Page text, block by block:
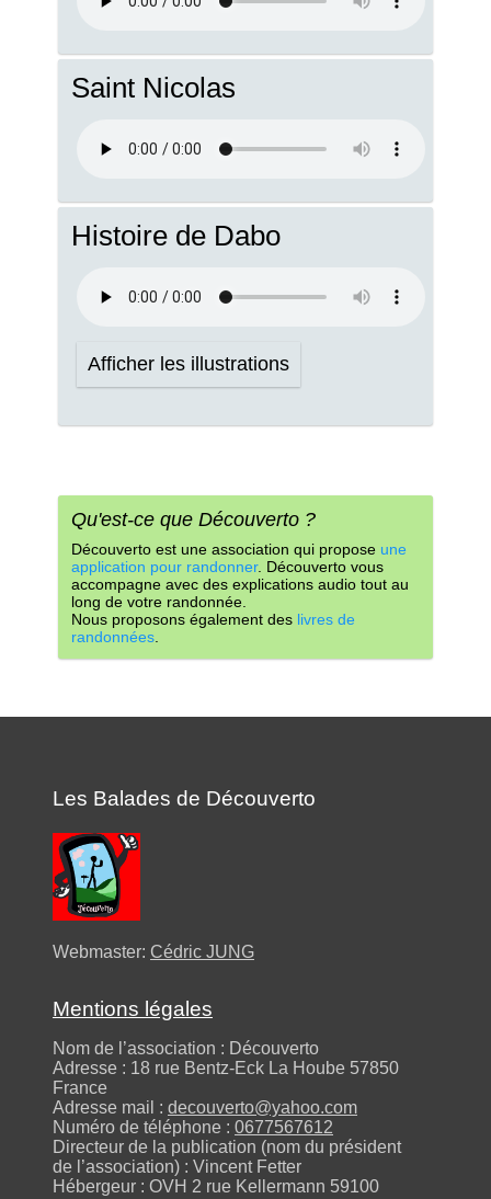
Saint Nicolas
Histoire de Dabo
Afficher les illustrations
Qu'est-ce que Découverto ?
Découverto est une association qui propose une
application pour randonner. Découverto vous
accompagne avec des explications audio tout au
long de votre randonnée.
Nous proposons également des livres de
randonnées
Les Balades de Découverto
Webmaster: Cédric JUNG
Mentions légales
Nom de l’association : Découverto
Adresse : 18 rue Bentz-Eck La Hoube 57850
France
Adresse mail : decouverto@yahoo.com
Numéro de téléphone : 0677567612
Directeur de la publication (nom du président
de l’association) : Vincent Fetter
Hébergeur : OVH 2 rue Kellermann 59100